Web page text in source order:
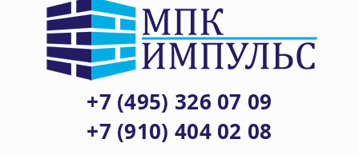
+7 (495) 326 07 09
+7 (910) 404 02 08